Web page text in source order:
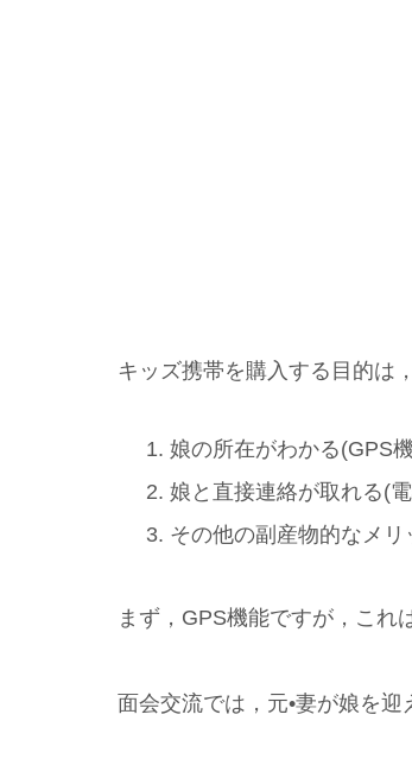
キッズ携帯を購入する目的は
娘の所在がわかる(GPS
娘と直接連絡が取れる(
その他の副産物的なメリ
まず，GPS機能ですが，これ
面会交流では，元•妻が娘を